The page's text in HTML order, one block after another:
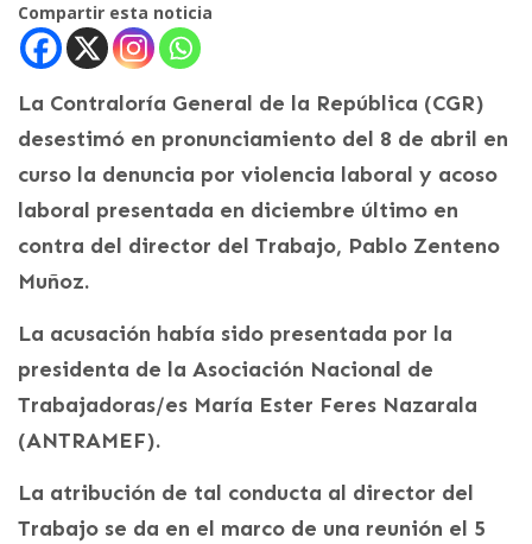
Compartir esta noticia
La Contraloría General de la República (CGR)
desestimó en pronunciamiento del 8 de abril en
curso la denuncia por violencia laboral y acoso
laboral presentada en diciembre último en
contra del director del Trabajo, Pablo Zenteno
Muñoz.
La acusación había sido presentada por la
presidenta de la Asociación Nacional de
Trabajadoras/es María Ester Feres Nazarala
(ANTRAMEF).
La atribución de tal conducta al director del
Trabajo se da en el marco de una reunión el 5